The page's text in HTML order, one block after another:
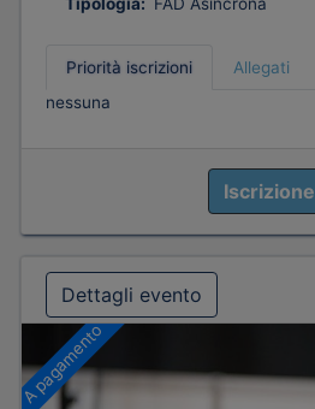
Priorità iscrizioni Allegati
nessuna
Iscrizione
Dettagli evento
A pagamento